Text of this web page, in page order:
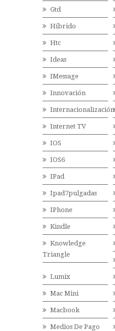
Gtd
Híbrido
Htc
Ideas
IMessage
Innovación
Internacionalización
Internet TV
IOS
IOS6
IPad
Ipad7pulgadas
IPhone
Kindle
Knowledge
Triangle
Lumix
Mac Mini
Macbook
Medios De Pago